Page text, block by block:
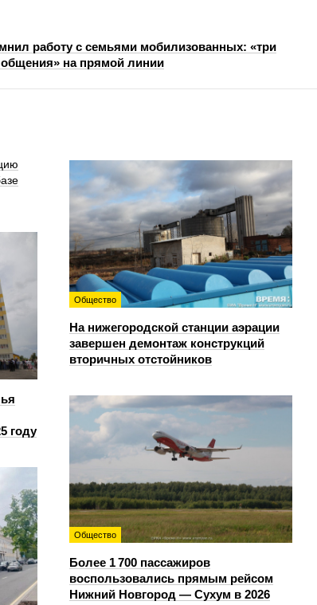
работу с семьями мобилизованных: «три
общения» на прямой линии
Общество
На нижегородской станции аэрации
завершен демонтаж конструкций
вторичных отстойников
году
Общество
Более 1 700 пассажиров
воспользовались прямым рейсом
Нижний Новгород — Сухум в 2026